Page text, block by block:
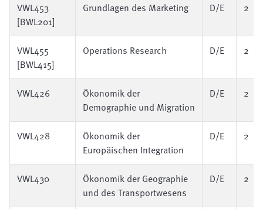
VWL453
[BWL201]
Grundlagen des Marketing D/E 2
VWL455
[BWL415]
Operations Research D/E 2
VWL426
Ökonomik der
Demographie und Migration
D/E 2
VWL428
Ökonomik der
Europäischen Integration
D/E 2
VWL430
Ökonomik der Geographie
und des Transportwesens
D/E 2